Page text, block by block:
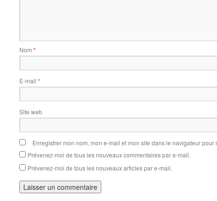
Nom *
E-mail *
Site web
Enregistrer mon nom, mon e-mail et mon site dans le navigateur
Prévenez-moi de tous les nouveaux commentaires par e-mail.
Prévenez-moi de tous les nouveaux articles par e-mail.